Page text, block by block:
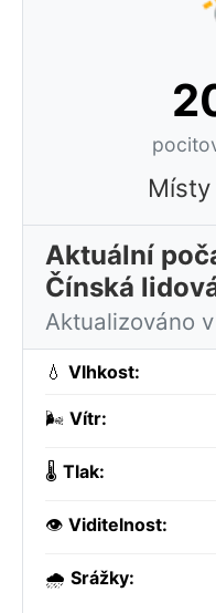
Aktuální
Čínská
Aktualizováno
💧 Vlhkost:
🌬️ Vítr:
🌡️ Tlak:
👁️ Viditelnost:
🌧️ Srážky: